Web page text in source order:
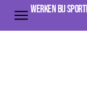
Werken bij